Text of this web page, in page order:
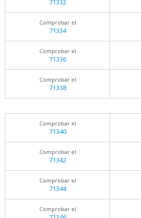
71332
Comprobar el
71334
Comprobar el
71336
Comprobar el
71338
Comprobar el
71340
Comprobar el
71342
Comprobar el
71344
Comprobar el